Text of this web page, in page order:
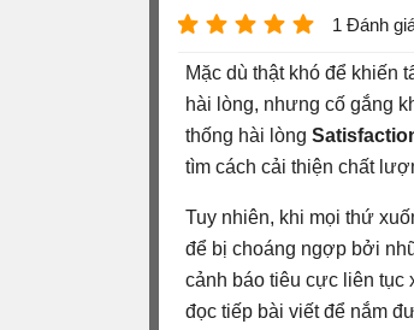
1 Đánh
Mặc dù thật khó để khiến
hài lòng, nhưng cố gắng
thống hài lòng
tìm cách cải thiện chất
Tuy nhiên, khi mọi thứ
để bị choáng ngợp bởi
cảnh báo tiêu cực liên tục
đọc tiếp bài viết để nắm